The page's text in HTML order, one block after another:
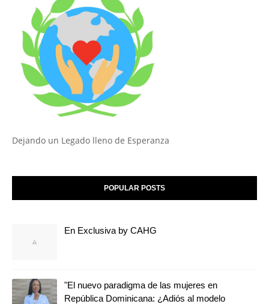
Dejando un Legado lleno de Esperanza
POPULAR POSTS
En Exclusiva by CAHG
"El nuevo paradigma de las mujeres en
República Dominicana: ¿Adiós al modelo